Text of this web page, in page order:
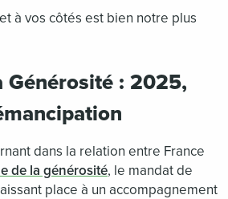
à vos côtés est bien notre plus
Générosité : 2025,
dans la relation entre France
de la générosité, le mandat de
place à un accompagnement